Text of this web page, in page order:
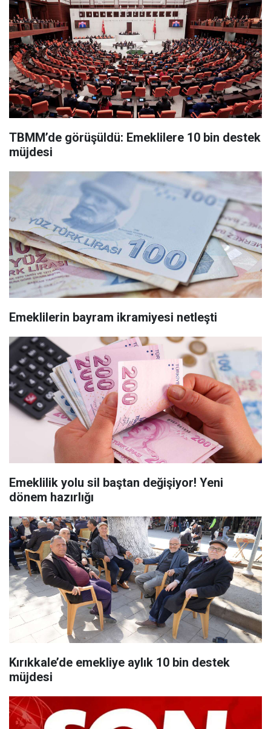
TBMM’de görüşüldü: Emeklilere 10 bin destek
müjdesi
Emeklilerin bayram ikramiyesi netleşti
Emeklilik yolu sil baştan değişiyor! Yeni
dönem hazırlığı
Kırıkkale’de emekliye aylık 10 bin destek
müjdesi